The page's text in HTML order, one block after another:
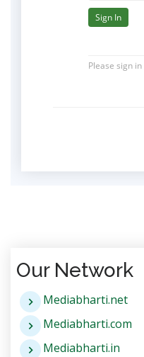
Our Network
Mediabharti.net
Mediabharti.com
Mediabharti.in